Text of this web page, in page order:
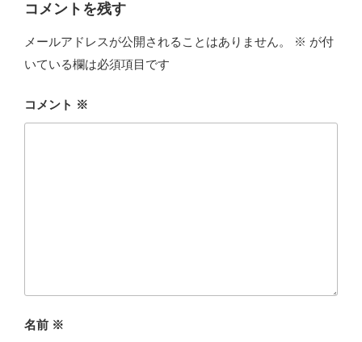
コメントを残す
メールアドレスが公開されることはありません。 ※ が付
いている欄は必須項目です
コメント ※
名前 ※